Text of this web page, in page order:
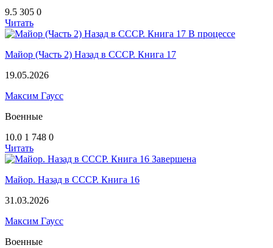
9.5 305 0
Читать
В процессе
Майор (Часть 2) Назад в СССР. Книга 17
19.05.2026
Максим Гаусс
Военные
10.0 1 748 0
Читать
Завершена
Майор. Назад в СССР. Книга 16
31.03.2026
Максим Гаусс
Военные